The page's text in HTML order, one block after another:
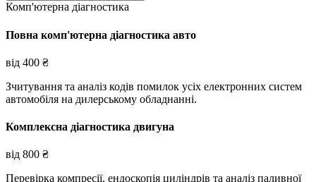
Комп'ютерна діагностика
Повна комп'ютерна діагностика авто
від 400 ₴
Зчитування та аналіз кодів помилок усіх електронних систем
автомобіля на дилерському обладнанні.
Комплексна діагностика двигуна
від 800 ₴
Перевірка компресії, ендоскопія циліндрів та аналіз паливної